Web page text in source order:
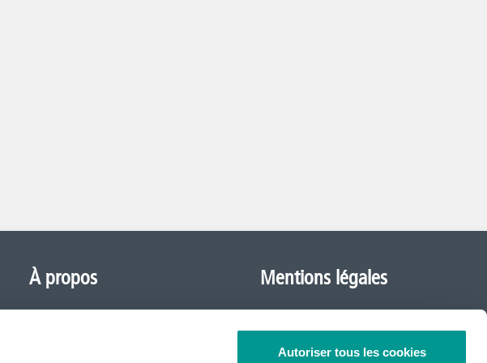
Autoriser tous les cookies
À propos Mentions légales